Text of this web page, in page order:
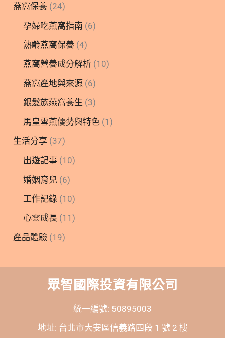
燕窩保養 (24)
孕婦吃燕窩指南 (6)
熟齡燕窩保養 (4)
燕窩營養成分解析 (10)
燕窩產地與來源 (6)
銀髮族燕窩養生 (3)
馬皇雪燕優勢與特色 (1)
生活分享 (37)
出遊記事 (10)
婚姻育兒 (6)
工作記錄 (10)
心靈成長 (11)
產品體驗 (19)
眾智國際投資有限公司
統一編號: 50895003
地址: 台北市大安區信義路四段 1 號 2 樓